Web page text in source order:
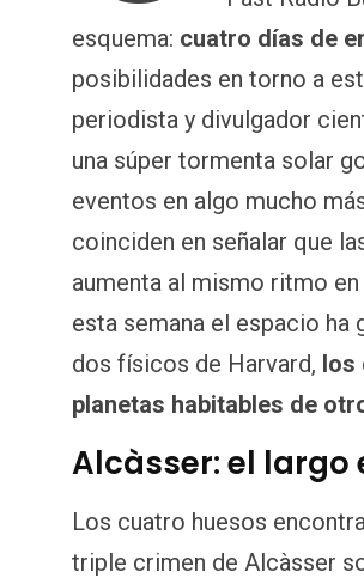
esquema: cuatro días de
posibilidades en torno a
periodista y divulgador
una súper tormenta solar
eventos en algo mucho
coinciden en señalar que
aumenta al mismo ritmo
esta semana el espacio ha
dos físicos de Harvard, los
planetas habitables de
Alcàsser: el largo
Los cuatro huesos
triple crimen de Alcàsser